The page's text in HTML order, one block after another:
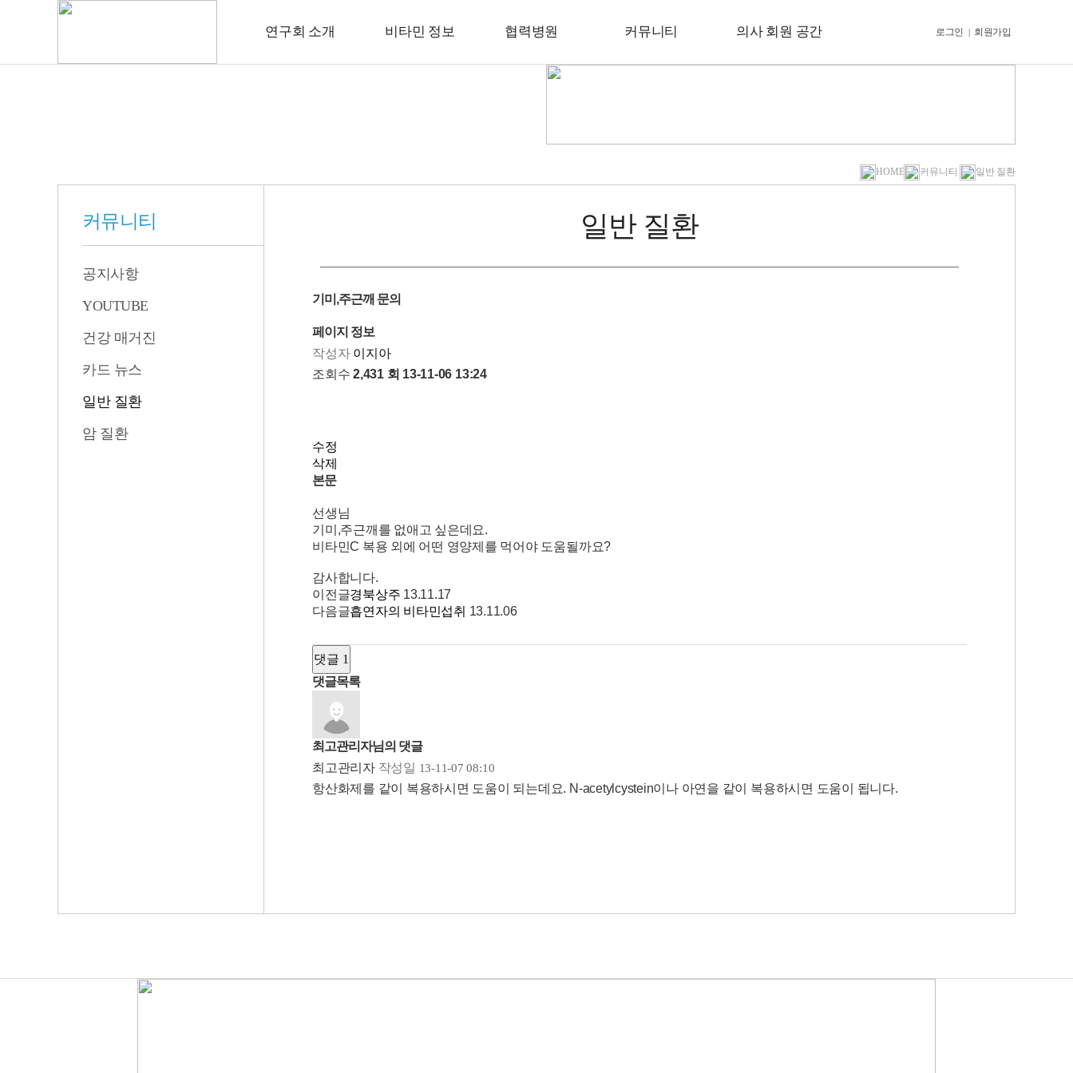
연구회 소개 비타민 정보 협력병원 커뮤니티 의사 회원 공간 로그인 | 회원가입
HOME 커뮤니티 일반 질환
커뮤니티
공지사항
YOUTUBE
건강 매거진
카드 뉴스
일반 질환
암 질환
일반 질환
기미,주근깨 문의
페이지 정보
작성자 이지아
조회수2,431 회 13-11-06 13:24
수정
삭제
본문
선생님
기미,주근깨를 없애고 싶은데요.
비타민C 복용 외에 어떤 영양제를 먹어야 도움될까요?
감사합니다.
이전글경북상주 13.11.17
다음글흡연자의 비타민섭취 13.11.06
댓글 1
댓글목록
최고관리자님의 댓글
최고관리자 작성일 13-11-07 08:10
항산화제를 같이 복용하시면 도움이 되는데요. N-acetylcystein이나 아연을 같이 복용하시면 도움이 됩니다.